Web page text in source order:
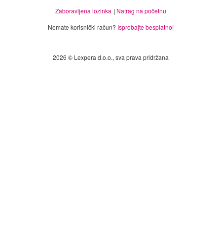
Zaboravljena lozinka
Natrag na početnu
Nemate korisnički račun? Isprobajte besplatno!
2026 © Lexpera d.o.o., sva prava pridržana